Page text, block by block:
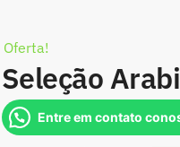
Oferta!
Seleção
Entre em contato